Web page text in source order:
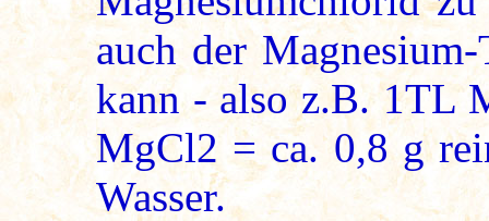
auch der Magnesium-
kann - also z.B. 1TL
MgCl2 = ca. 0,8 g
Wasser.